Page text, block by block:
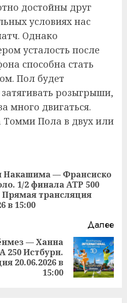
достойны друг
условиях нас
Однако
усталость после
способна стать
Пол будет
розыгрыши,
много двигаться.
Томми Пола в двух или
Накашима — Франсиско
1/2 финала ATP 500
трансляция
в 15:00
Далее
— Ханна
250 Истбурн.
20.06.2026 в
15:00